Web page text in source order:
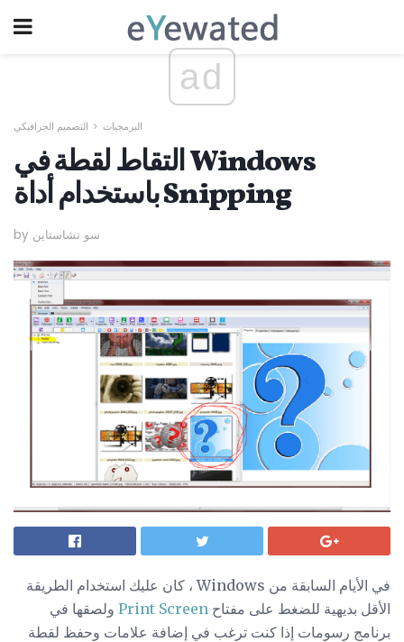
ad
البرمجيات التصميم الجرافيكي
التقاط لقطة في Windows
باستخدام أداة Snipping
by سو تشاستاين
في الأيام السابقة من Windows ، كان عليك استخدام الطريقة
الأقل بديهية للضغط على مفتاح Print Screen ولصقها في
برنامج رسومات إذا كنت ترغب في إضافة علامات وحفظ لقطة